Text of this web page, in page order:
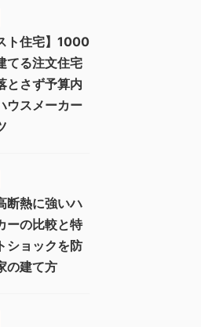
ト住宅】1000
てる注文住宅
とさず予算内
ウスメーカー
断熱に強いハ
ーの比較と特
ショックを防
の建て方